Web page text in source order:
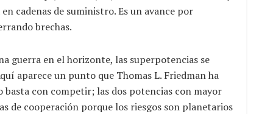
cadenas de suministro. Es un avance por
brechas.
guerra en el horizonte, las superpotencias se
aparece un punto que Thomas L. Friedman ha
con competir; las dos potencias con mayor
de cooperación porque los riesgos son planetarios